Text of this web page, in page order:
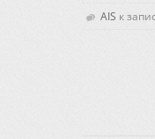
AIS к